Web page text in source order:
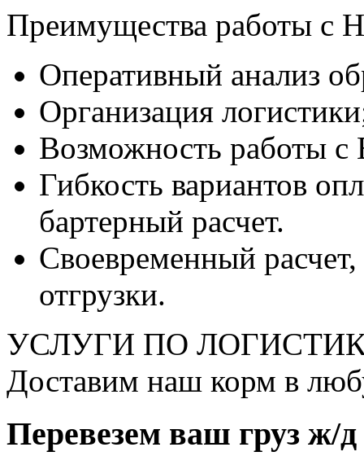
Преимущества работы с
Оперативный анализ
Организация
Возможность работы с
Гибкость вариантов
бартерный расчет.
Своевременный
отгрузки.
УСЛУГИ ПО
Доставим наш корм в
Перевезем ваш груз ж/